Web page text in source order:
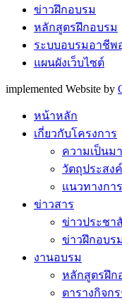
ข่าวฝึกอบรม
หลักสูตรฝึกอบรม
ระบบอบรมอาชี
แผนผังเว็บไซต์
implemented Website by
หน้าหลัก
เกี่ยวกับโครงการ
ความเป็นมา
วัตถุประสงค์
แนวทางกา
ข่าวสาร
ข่าวประชา
ข่าวฝึกอบรม
งานอบรม
หลักสูตรฝึก
ตารางกิจก